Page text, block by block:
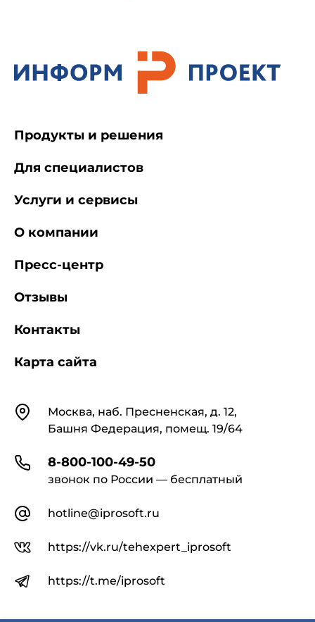
КонтактыМосква, наб. Пресненская, д. 12,
Башня Федерация, помещ. 19/64
8-800-100-49-50
звонок по России — бесплатный
hotline@iprosoft.ru
https://vk.ru/tehexpert_iprosoft
https://t.me/iprosoft
Продукты и решения
Для специалистов
Услуги и сервисы
О компании
Пресс-центр
Отзывы
Контакты
Карта сайта